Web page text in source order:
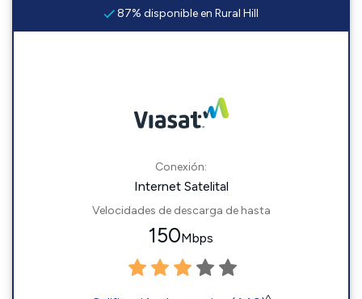
87% disponible en Rural Hill
Conexión:
Internet Satelital
Velocidades de descarga de hasta
150Mbps